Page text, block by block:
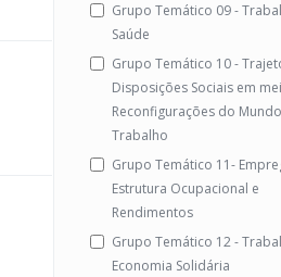
Grupo Temático 09 -
Saúde
Grupo Temático 10 -
Disposições Sociais em
Reconfigurações do
Trabalho
Grupo Temático 11-
Estrutura Ocupacional e
Rendimentos
Grupo Temático 12 -
Economia Solidária